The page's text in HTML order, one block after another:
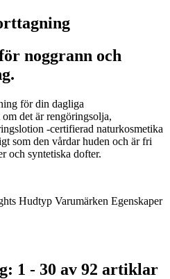
noggrann och
för din dagliga
det är rengöringsolja,
-certifierad naturkosmetika
som den vårdar huden och är fri
och syntetiska dofter.
Hudtyp Varumärken Egenskaper
1 - 30 av 92 artiklar